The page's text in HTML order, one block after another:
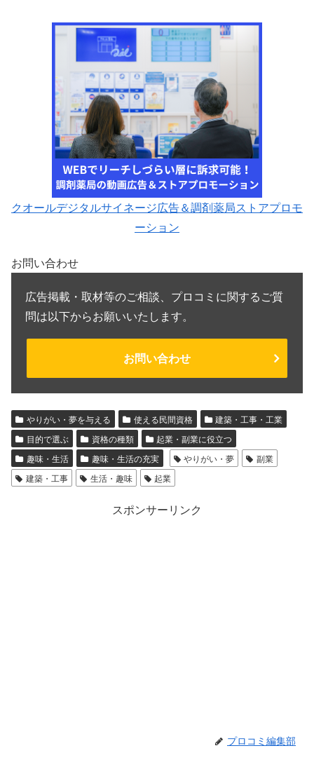
クオールデジタルサイネージ広告＆調剤薬局ストアプロモ
ーション
お問い合わせ
広告掲載・取材等のご相談、プロコミに関するご質
問は以下からお願いいたします。
お問い合わせ
やりがい・夢を与える 使える民間資格
建築・工事・工業
目的で選ぶ
資格の種類
起業・副業に役立つ
趣味・生活
趣味・生活の充実 やりがい・夢
副業
建築・工事
生活・趣味 起業
スポンサーリンク
プロコミ編集部